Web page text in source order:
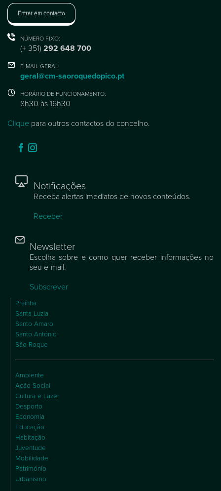
Entrar em contacto
NÚMERO FIXO:
(+ 351) 292 648 700
E-MAIL GERAL:
geral@cm-saoroquedopico.pt
HORÁRIO DE FUNCIONAMENTO:
8h30 às 16h30
Clique para outros contactos do concelho.
Notificações
Receba alertas imediatos de novos conteúdos.
Receber
Newsletter
Escolha sobre e como quer receber informações no
seu e-mail.
Subscrever
Praínha
Santa Luzia
Santo Amaro
Santo António
São Roque
Ambiente
Ação Social
Cultura e Lazer
Desporto
Economia
Educação
Habitação
Juventude
Mobilidade
Património
Urbanismo